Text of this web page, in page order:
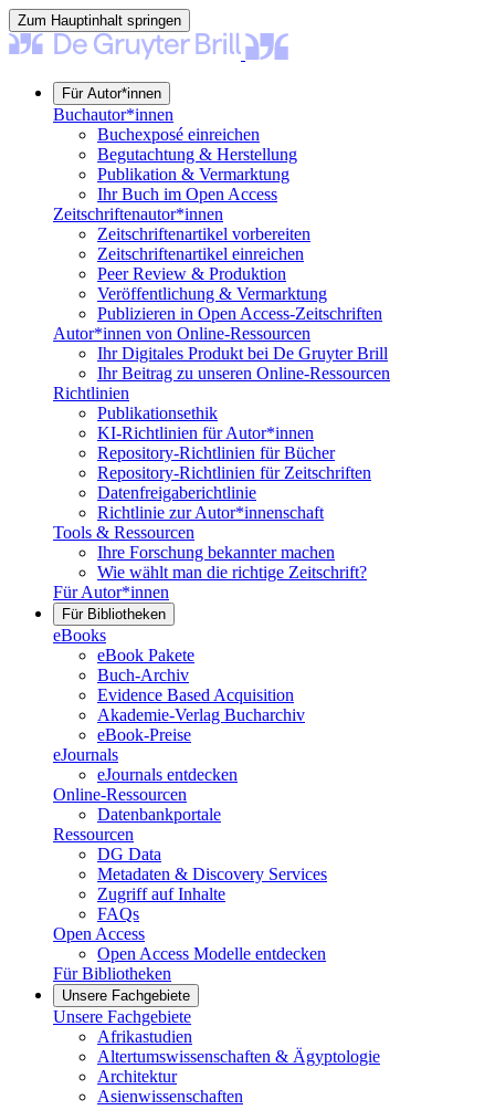
Zum Hauptinhalt springen
Für Autor*innen
Buchautor*innen
Buchexposé einreichen
Begutachtung & Herstellung
Publikation & Vermarktung
Ihr Buch im Open Access
Zeitschriftenautor*innen
Zeitschriftenartikel vorbereiten
Zeitschriftenartikel einreichen
Peer Review & Produktion
Veröffentlichung & Vermarktung
Publizieren in Open Access-Zeitschriften
Autor*innen von Online-Ressourcen
Ihr Digitales Produkt bei De Gruyter Brill
Ihr Beitrag zu unseren Online-Ressourcen
Richtlinien
Publikationsethik
KI-Richtlinien für Autor*innen
Repository-Richtlinien für Bücher
Repository-Richtlinien für Zeitschriften
Datenfreigaberichtlinie
Richtlinie zur Autor*innenschaft
Tools & Ressourcen
Ihre Forschung bekannter machen
Wie wählt man die richtige Zeitschrift?
Für Autor*innen
Für Bibliotheken
eBooks
eBook Pakete
Buch-Archiv
Evidence Based Acquisition
Akademie-Verlag Bucharchiv
eBook-Preise
eJournals
eJournals entdecken
Online-Ressourcen
Datenbankportale
Ressourcen
DG Data
Metadaten & Discovery Services
Zugriff auf Inhalte
FAQs
Open Access
Open Access Modelle entdecken
Für Bibliotheken
Unsere Fachgebiete
Unsere Fachgebiete
Afrikastudien
Altertumswissenschaften & Ägyptologie
Architektur
Asienwissenschaften